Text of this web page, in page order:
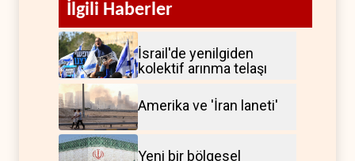
İlgili Haberler
İsrail'de yenilgiden
kolektif arınma telaşı
Amerika ve 'İran laneti'
Yeni bir bölgesel